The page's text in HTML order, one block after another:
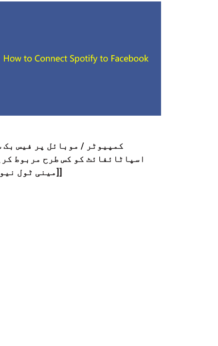
کمپیوٹر / موبائل پر فیس بک
اسپاٹائفائٹ کو کس طرح مربوط
[[مینی ٹول